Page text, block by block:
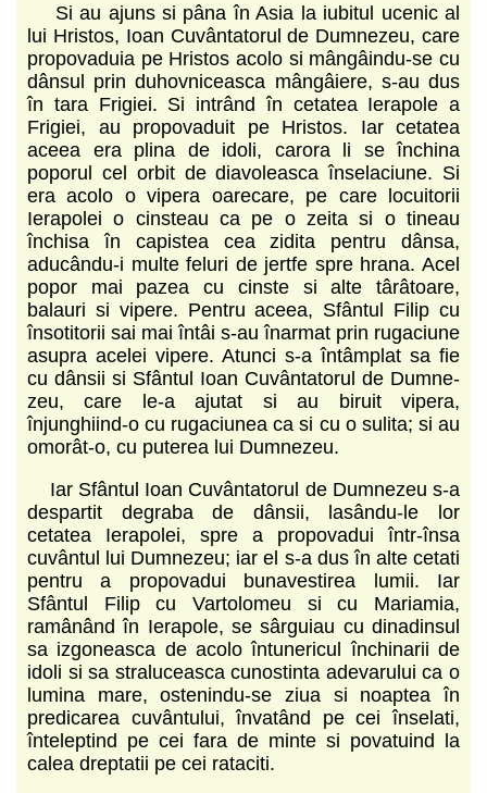
Si au ajuns si pâna în Asia la iubitul ucenic al
lui Hristos, Ioan Cuvântatorul de Dumnezeu, care
propovaduia pe Hristos acolo si mângâindu-se cu
dânsul prin duhovniceasca mângâiere, s-au dus
în tara Frigiei. Si intrând în cetatea Ierapole a
Frigiei, au propovaduit pe Hristos. Iar cetatea
aceea era plina de idoli, carora li se închina
poporul cel orbit de diavoleasca înselaciune. Si
era acolo o vipera oarecare, pe care locuitorii
Ierapolei o cinsteau ca pe o zeita si o tineau
închisa în capistea cea zidita pentru dânsa,
aducându-i multe feluri de jertfe spre hrana. Acel
popor mai pazea cu cinste si alte târâtoare,
balauri si vipere. Pentru aceea, Sfântul Filip cu
însotitorii sai mai întâi s-au înarmat prin rugaciune
asupra acelei vipere. Atunci s-a întâmplat sa fie
cu dânsii si Sfântul Ioan Cuvântatorul de Dumne­
zeu, care le-a ajutat si au biruit vipera,
înjunghiind-o cu rugaciunea ca si cu o sulita; si au
omorât-o, cu puterea lui Dumnezeu.
Iar Sfântul Ioan Cuvântatorul de Dumnezeu s-a
despartit degraba de dânsii, lasându-le lor
cetatea Ierapolei, spre a propovadui într-însa
cuvântul lui Dumnezeu; iar el s-a dus în alte cetati
pentru a propovadui bunavestirea lumii. Iar
Sfântul Filip cu Vartolomeu si cu Mariamia,
ramânând în Ierapole, se sârguiau cu dinadinsul
sa izgoneasca de acolo întunericul închinarii de
idoli si sa straluceasca cunostinta adevarului ca o
lumina mare, ostenindu-se ziua si noaptea în
predicarea cuvântului, învatând pe cei înselati,
înteleptind pe cei fara de minte si povatuind la
calea dreptatii pe cei rataciti.